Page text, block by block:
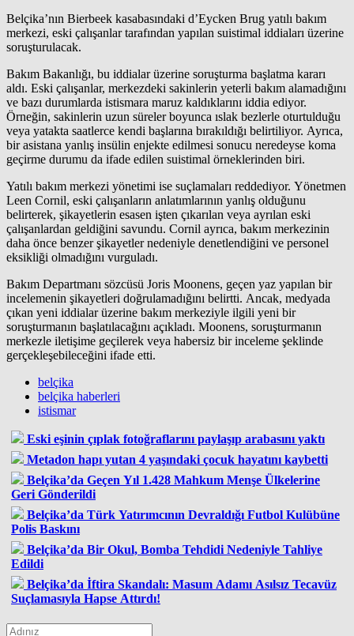
Belçika’nın Bierbeek kasabasındaki d’Eycken Brug yatılı bakım
merkezi, eski çalışanlar tarafından yapılan suistimal iddiaları üzerine
soruşturulacak.
Bakım Bakanlığı, bu iddialar üzerine soruşturma başlatma kararı
aldı. Eski çalışanlar, merkezdeki sakinlerin yeterli bakım alamadığını
ve bazı durumlarda istismara maruz kaldıklarını iddia ediyor.
Örneğin, sakinlerin uzun süreler boyunca ıslak bezlerle oturtulduğu
veya yatakta saatlerce kendi başlarına bırakıldığı belirtiliyor. Ayrıca,
bir asistana yanlış insülin enjekte edilmesi sonucu neredeyse koma
geçirme durumu da ifade edilen suistimal örneklerinden biri.
Yatılı bakım merkezi yönetimi ise suçlamaları reddediyor. Yönetmen
Leen Cornil, eski çalışanların anlatımlarının yanlış olduğunu
belirterek, şikayetlerin esasen işten çıkarılan veya ayrılan eski
çalışanlardan geldiğini savundu. Cornil ayrıca, bakım merkezinin
daha önce benzer şikayetler nedeniyle denetlendiğini ve personel
eksikliği olmadığını vurguladı.
Bakım Departmanı sözcüsü Joris Moonens, geçen yaz yapılan bir
incelemenin şikayetleri doğrulamadığını belirtti. Ancak, medyada
çıkan yeni iddialar üzerine bakım merkeziyle ilgili yeni bir
soruşturmanın başlatılacağını açıkladı. Moonens, soruşturmanın
merkezle iletişime geçilerek veya habersiz bir inceleme şeklinde
gerçekleşebileceğini ifade etti.
belçika
belçika haberleri
istismar
Eski eşinin çıplak fotoğraflarını paylaşıp arabasını yaktı
Metadon hapı yutan 4 yaşındaki çocuk hayatını kaybetti
Belçika’da Geçen Yıl 1.428 Mahkum Menşe Ülkelerine
Geri Gönderildi
Belçika’da Türk Yatırımcının Devraldığı Futbol Kulübüne
Polis Baskını
Belçika’da Bir Okul, Bomba Tehdidi Nedeniyle Tahliye
Edildi
Belçika’da İftira Skandalı: Masum Adamı Asılsız Tecavüz
Suçlamasıyla Hapse Attırdı!